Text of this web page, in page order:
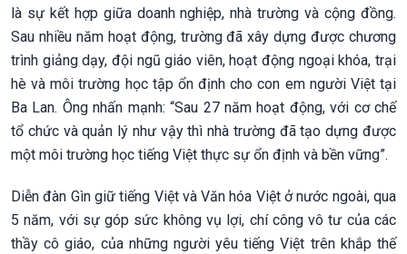
là sự kết hợp giữa doanh nghiệp, nhà trường và cộng đồng.
Sau nhiều năm hoạt động, trường đã xây dựng được chương
trình giảng dạy, đội ngũ giáo viên, hoạt động ngoại khóa, trại
hè và môi trường học tập ổn định cho con em người Việt tại
Ba Lan. Ông nhấn mạnh: “Sau 27 năm hoạt động, với cơ chế
tổ chức và quản lý như vậy thì nhà trường đã tạo dựng được
một môi trường học tiếng Việt thực sự ổn định và bền vững”.
Diễn đàn Gìn giữ tiếng Việt và Văn hóa Việt ở nước ngoài, qua
5 năm, với sự góp sức không vụ lợi, chí công vô tư của các
thầy cô giáo, của những người yêu tiếng Việt trên khắp thế